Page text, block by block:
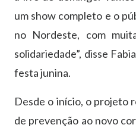
um show completo e o
no Nordeste, com
solidariedade”, disse
festa junina.
Desde o início, o projeto
de prevenção ao novo